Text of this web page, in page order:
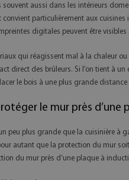
aussi dans les intérieurs
convient particulièrement aux
digitales peuvent être visibles
qui réagissent mal à la chaleur
direct des brûleurs. Si l’on tient à
le bois à une plus grande
le mur près d’une
peu plus grande que la cuisinière à
autant que la protection du mur
du mur près d’une plaque à